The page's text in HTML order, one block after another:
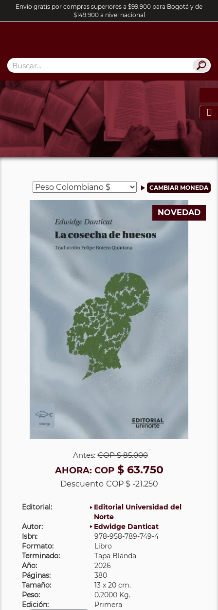
Envío gratis por compras superiores a $99.900 para Bogotá y de
$149.900 a nivel nacional

NOVEDAD
Antes: COP$ 85.000
AHORA: COP$ 63.750
Descuento COP $ -21.250
Editorial:
Editorial Universidad del
Norte
Autor:
Edwidge Danticat
Isbn:
978-958-789-749-4
Formato:
Libro
Terminado:
Tapa Blanda
Año:
2026
Páginas:
380
Tamaño:
13 x 20 cm.
Peso:
0.2000 Kg.
Edición:
Primera